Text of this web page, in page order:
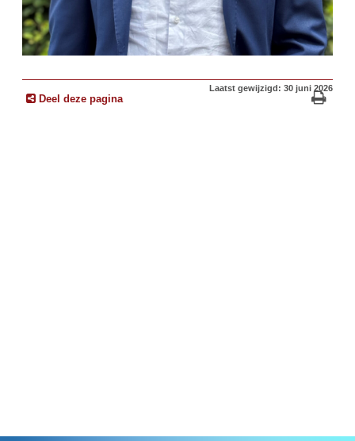
Deel deze pagina
Laatst gewijzigd: 30 juni 2026